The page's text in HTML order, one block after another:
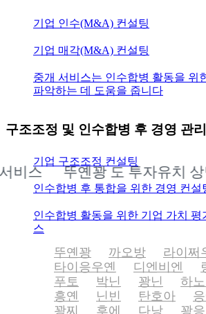
기업 인수(M&A) 컨설팅
기업 매각(M&A) 컨설팅
중개 서비스는 인수합병 활동을 위
파악하는 데 도움을 줍니다
구조조정 및 인수합병 후 경영 관리
기업 구조조정 컨설팅
인수합병 후 통합을 위한 경영 컨설
인수합병 활동을 위한 기업 가치 평
스
뚜옌꽝 도 투자유치 상담
뚜옌꽝 까오방 라이쩌
타이응우옌
디엔비엔
푸토
박닌 꽝닌 하노
흥옌
닌빈 탄호아
꽝찌
후에 다낭 꽝응